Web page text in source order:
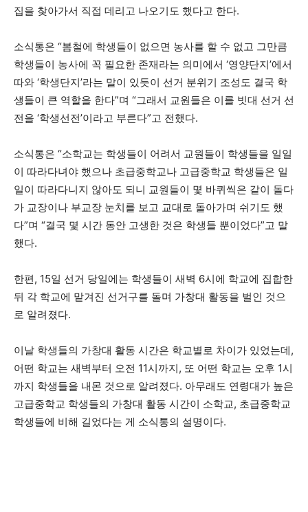
집을 찾아가서 직접 데리고 나오기도 했다고 한다.
소식통은 “봄철에 학생들이 없으면 농사를 할 수 없고 그만큼
학생들이 농사에 꼭 필요한 존재라는 의미에서 ‘영양단지’에서
따와 ‘학생단지’라는 말이 있듯이 선거 분위기 조성도 결국 학
생들이 큰 역할을 한다”며 “그래서 교원들은 이를 빗대 선거 선
전을 ‘학생선전’이라고 부른다”고 전했다.
소식통은 “소학교는 학생들이 어려서 교원들이 학생들을 일일
이 따라다녀야 했으나 초급중학교나 고급중학교 학생들은 일
일이 따라다니지 않아도 되니 교원들이 몇 바퀴씩은 같이 돌다
가 교장이나 부교장 눈치를 보고 교대로 돌아가며 쉬기도 했
다”며 “결국 몇 시간 동안 고생한 것은 학생들 뿐이었다”고 말
했다.
한편, 15일 선거 당일에는 학생들이 새벽 6시에 학교에 집합한
뒤 각 학교에 맡겨진 선거구를 돌며 가창대 활동을 벌인 것으
로 알려졌다.
이날 학생들의 가창대 활동 시간은 학교별로 차이가 있었는데,
어떤 학교는 새벽부터 오전 11시까지, 또 어떤 학교는 오후 1시
까지 학생들을 내몬 것으로 알려졌다. 아무래도 연령대가 높은
고급중학교 학생들의 가창대 활동 시간이 소학교, 초급중학교
학생들에 비해 길었다는 게 소식통의 설명이다.